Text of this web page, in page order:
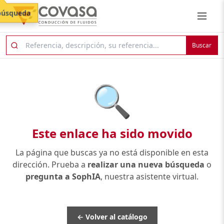
Buscar
🔍
Este enlace ha sido movido
La página que buscas ya no está disponible en esta
dirección. Prueba a realizar una nueva búsqueda o
pregunta a SophIA, nuestra asistente virtual.
← Volver al catálogo